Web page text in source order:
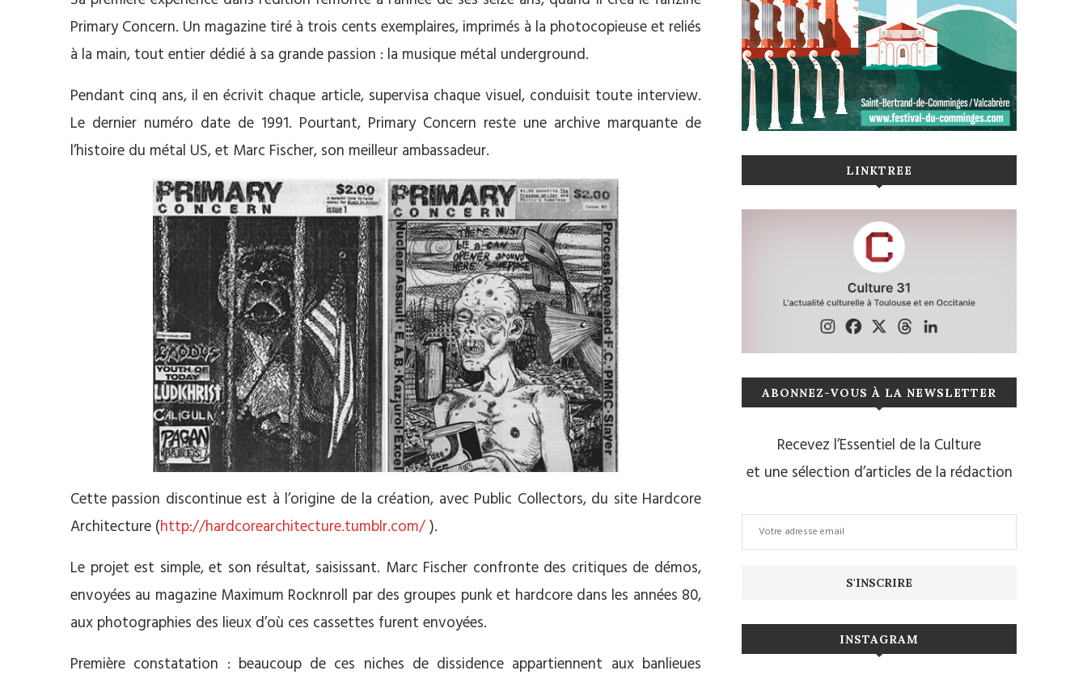
Primary Concern. Un magazine tiré à trois cents exemplaires, imprimés à la photocopieuse et reliés
à la main, tout entier dédié à sa grande passion : la musique métal underground.
Pendant cinq ans, il en écrivit chaque article, supervisa chaque visuel, conduisit toute interview.
Le dernier numéro date de 1991. Pourtant, Primary Concern reste une archive marquante de
l’histoire du métal US, et Marc Fischer, son meilleur ambassadeur.
Cette passion discontinue est à l’origine de la création, avec Public Collectors, du site Hardcore
Architecture (http://hardcorearchitecture.tumblr.com/).
Le projet est simple, et son résultat, saisissant. Marc Fischer confronte des critiques de démos,
envoyées au magazine Maximum Rocknroll par des groupes punk et hardcore dans les années 80,
aux photographies des lieux d’où ces cassettes furent envoyées.
Première constatation : beaucoup de ces niches de dissidence appartiennent aux banlieues
LINKTREE
ABONNEZ-VOUS À LA NEWSLETTER
Recevez l’Essentiel de la Culture
et une sélection d’articles de la rédaction
INSTAGRAM